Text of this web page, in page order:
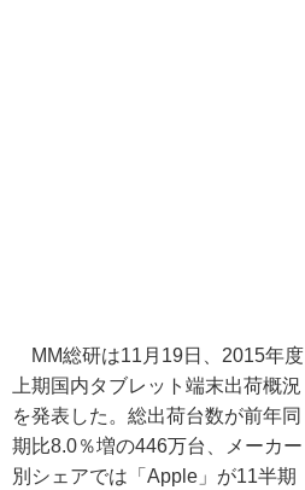
MM総研は11月19日、2015年度
上期国内タブレット端末出荷概況
を発表した。総出荷台数が前年同
期比8.0％増の446万台、メーカー
別シェアでは「Apple」が11半期